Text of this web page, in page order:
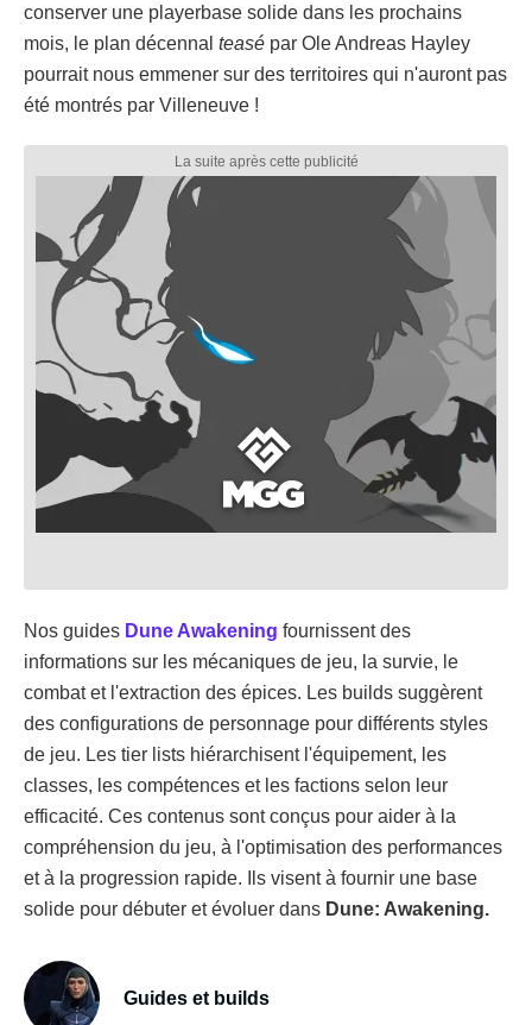
conserver une playerbase solide dans les prochains
mois, le plan décennal teasé par Ole Andreas Hayley
pourrait nous emmener sur des territoires qui n'auront pas
été montrés par Villeneuve !
Nos guides Dune Awakening fournissent des
informations sur les mécaniques de jeu, la survie, le
combat et l'extraction des épices. Les builds suggèrent
des configurations de personnage pour différents styles
de jeu. Les tier lists hiérarchisent l'équipement, les
classes, les compétences et les factions selon leur
efficacité. Ces contenus sont conçus pour aider à la
compréhension du jeu, à l'optimisation des performances
et à la progression rapide. Ils visent à fournir une base
solide pour débuter et évoluer dans Dune: Awakening.
Guides et builds